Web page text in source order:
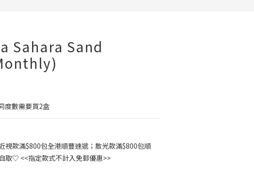
Sahara Sand
度數需要買2盒
視款滿$800包全港順豐速遞；散光款滿$800包順
取♡ <<指定款式不計入免郵優惠>>